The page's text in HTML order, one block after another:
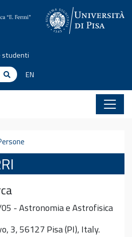
studenti
CercaEN
- Astronomia e Astrofisica
3, 56127 Pisa (PI), Italy.